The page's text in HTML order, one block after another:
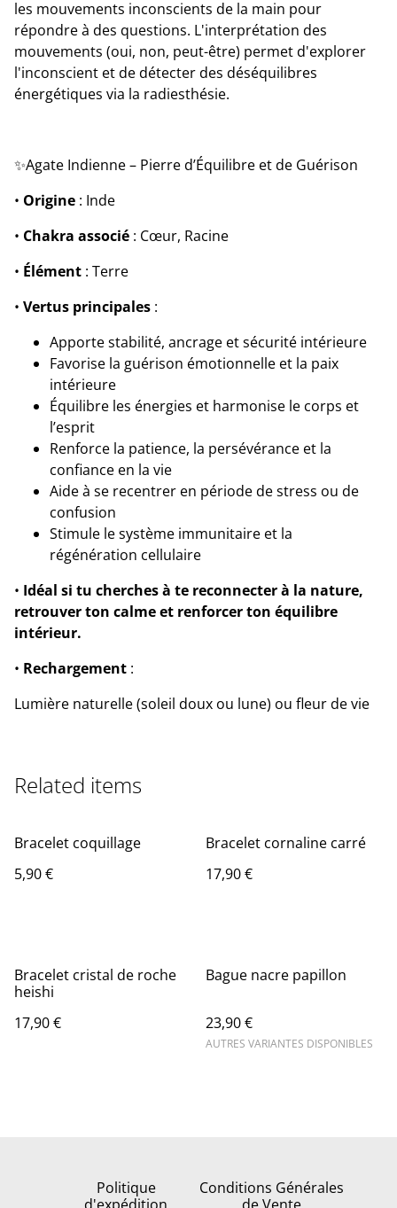
les mouvements inconscients de la main pour
répondre à des questions. L'interprétation des
mouvements (oui, non, peut-être) permet d'explorer
l'inconscient et de détecter des déséquilibres
énergétiques via la radiesthésie.
✨Agate Indienne – Pierre d’Équilibre et de Guérison
• Origine : Inde
• Chakra associé : Cœur, Racine
• Élément : Terre
• Vertus principales :
Apporte stabilité, ancrage et sécurité intérieure
Favorise la guérison émotionnelle et la paix
intérieure
Équilibre les énergies et harmonise le corps et
l’esprit
Renforce la patience, la persévérance et la
confiance en la vie
Aide à se recentrer en période de stress ou de
confusion
Stimule le système immunitaire et la
régénération cellulaire
• Idéal si tu cherches à te reconnecter à la nature,
retrouver ton calme et renforcer ton équilibre
intérieur.
• Rechargement :
Lumière naturelle (soleil doux ou lune) ou fleur de vie
Related items
Bracelet coquillage
5,90 €
Bracelet cornaline carré
17,90 €
Bracelet cristal de roche
heishi
17,90 €
Bague nacre papillon
23,90 €
AUTRES VARIANTES DISPONIBLES
Politique
Conditions Générales